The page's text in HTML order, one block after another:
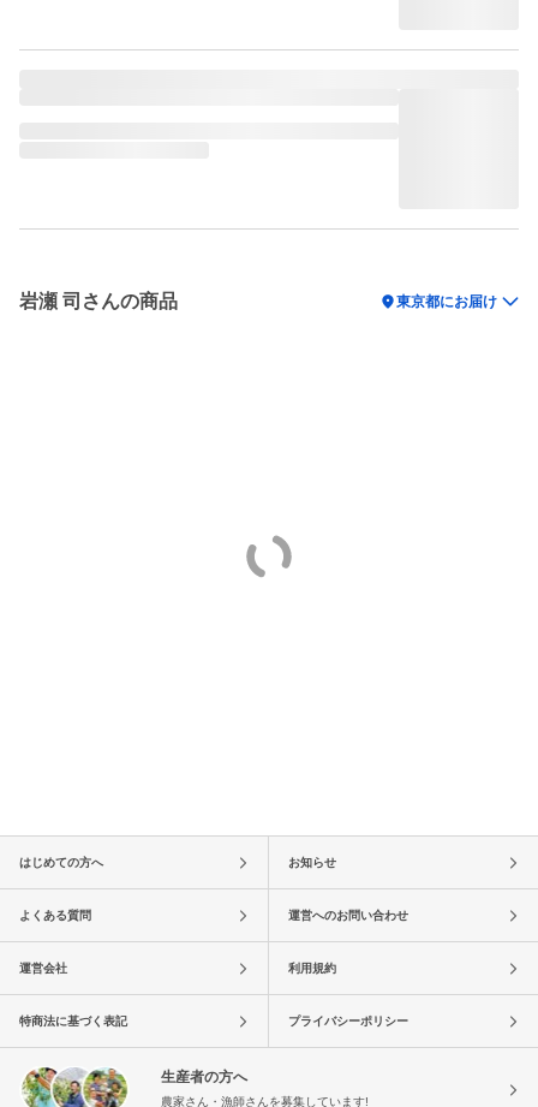
岩瀬 司さんの商品 location_on東京都にお届け
はじめての方へ お知らせ
よくある質問 運営へのお問い合わせ
運営会社 利用規約
特商法に基づく表記 プライバシーポリシー
生産者の方へ
農家さん・漁師さんを募集しています!